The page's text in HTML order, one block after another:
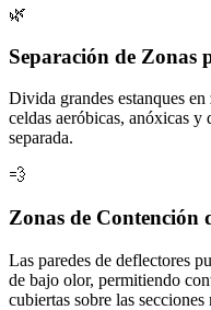
🌿
Separación de
Divida grandes estanques
celdas aeróbicas, anóxicas
separada.
💨
Zonas de Contención
Las paredes de deflectores
de bajo olor, permitiendo
cubiertas sobre las secciones